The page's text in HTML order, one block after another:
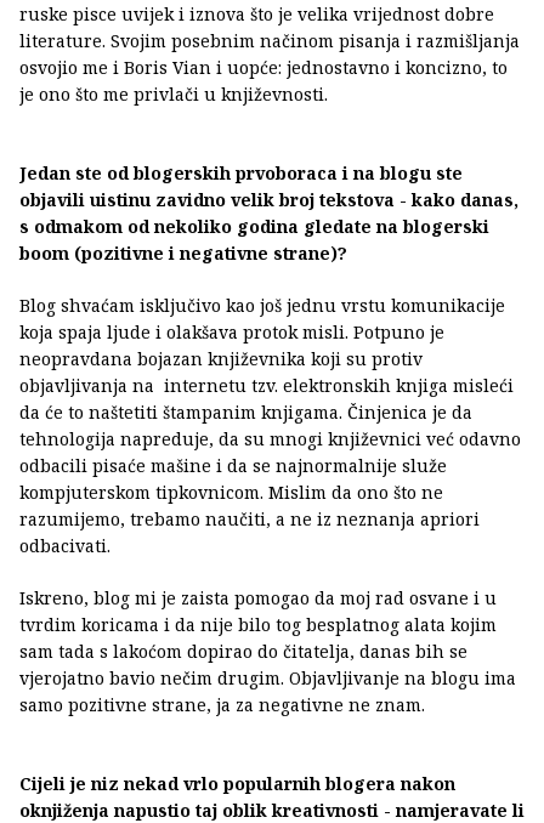
ruske pisce uvijek i iznova što je velika vrijednost dobre
literature. Svojim posebnim načinom pisanja i razmišljanja
osvojio me i Boris Vian i uopće: jednostavno i koncizno, to
je ono što me privlači u književnosti.
Jedan ste od blogerskih prvoboraca i na blogu ste
objavili uistinu zavidno velik broj tekstova - kako danas,
s odmakom od nekoliko godina gledate na blogerski
boom (pozitivne i negativne strane)?
Blog shvaćam isključivo kao još jednu vrstu komunikacije
koja spaja ljude i olakšava protok misli. Potpuno je
neopravdana bojazan književnika koji su protiv
objavljivanja na internetu tzv. elektronskih knjiga misleći
da će to naštetiti štampanim knjigama. Činjenica je da
tehnologija napreduje, da su mnogi književnici već odavno
odbacili pisaće mašine i da se najnormalnije služe
kompjuterskom tipkovnicom. Mislim da ono što ne
razumijemo, trebamo naučiti, a ne iz neznanja apriori
odbacivati.
Iskreno, blog mi je zaista pomogao da moj rad osvane i u
tvrdim koricama i da nije bilo tog besplatnog alata kojim
sam tada s lakoćom dopirao do čitatelja, danas bih se
vjerojatno bavio nečim drugim. Objavljivanje na blogu ima
samo pozitivne strane, ja za negativne ne znam.
Cijeli je niz nekad vrlo popularnih blogera nakon
oknjiženja napustio taj oblik kreativnosti - namjeravate li